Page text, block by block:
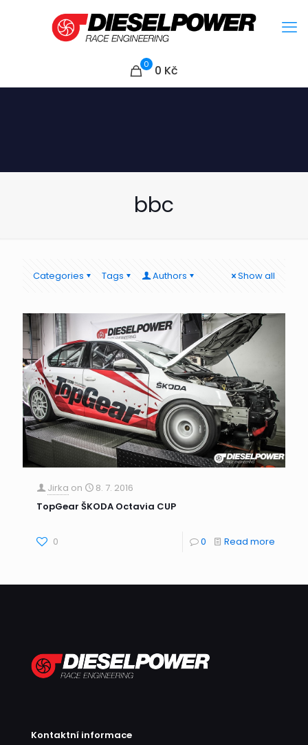
0 0 Kč
bbc
Categories Tags Authors Show all
Jirka on
8. 7. 2016
TopGear ŠKODA Octavia CUP
0 0 Read more
Kontaktní informace